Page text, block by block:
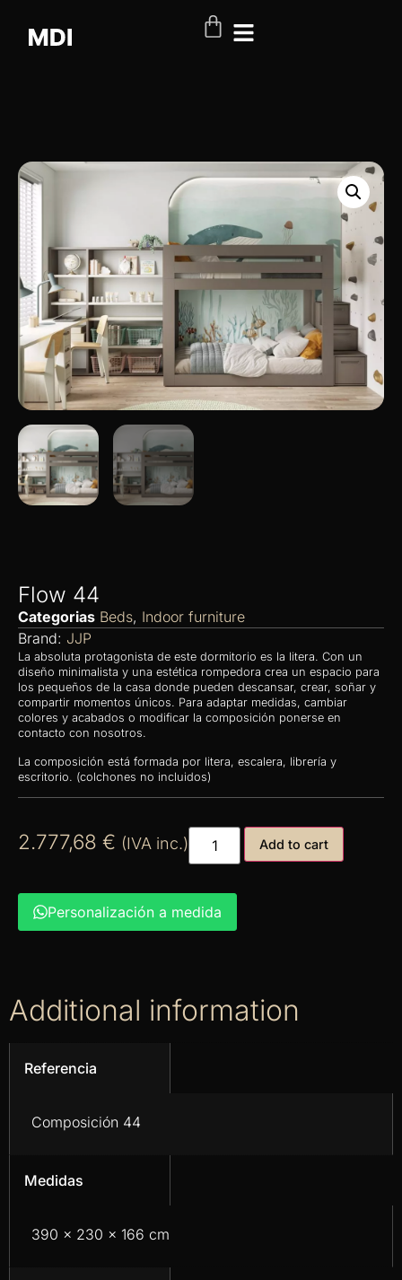
Flow 44
Categorias Beds, Indoor furniture
Brand: JJP
La absoluta protagonista de este dormitorio es la litera. Con un
diseño minimalista y una estética rompedora crea un espacio para
los pequeños de la casa donde pueden descansar, crear, soñar y
compartir momentos únicos. Para adaptar medidas, cambiar
colores y acabados o modificar la composición ponerse en
contacto con nosotros.
La composición está formada por litera, escalera, librería y
escritorio. (colchones no incluidos)
2.777,68 € (IVA inc.) Add to cart
Personalización a medida
Additional information
Referencia
Composición 44
Medidas
390 x 230 x 166 cm